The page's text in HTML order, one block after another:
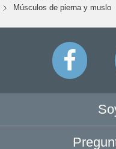
Músculos de pierna y muslo